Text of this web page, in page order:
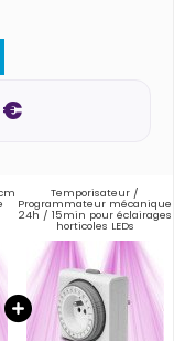
€
Temporisateur /
Programmateur mécanique
24h / 15min pour éclairages
horticoles LEDs